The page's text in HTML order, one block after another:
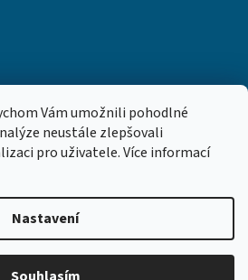
Vám umožnili pohodlné
neustále zlepšovali
pro uživatele. Více informací
Nastavení
Vytvořil Shoptet